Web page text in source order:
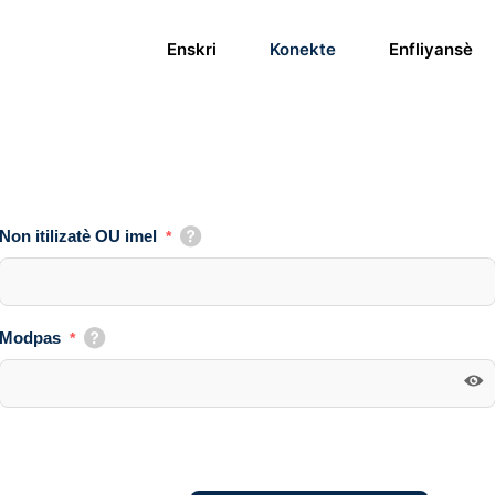
Enskri Konekte Enfliyansè
Non itilizatè OU imel *
Modpas *